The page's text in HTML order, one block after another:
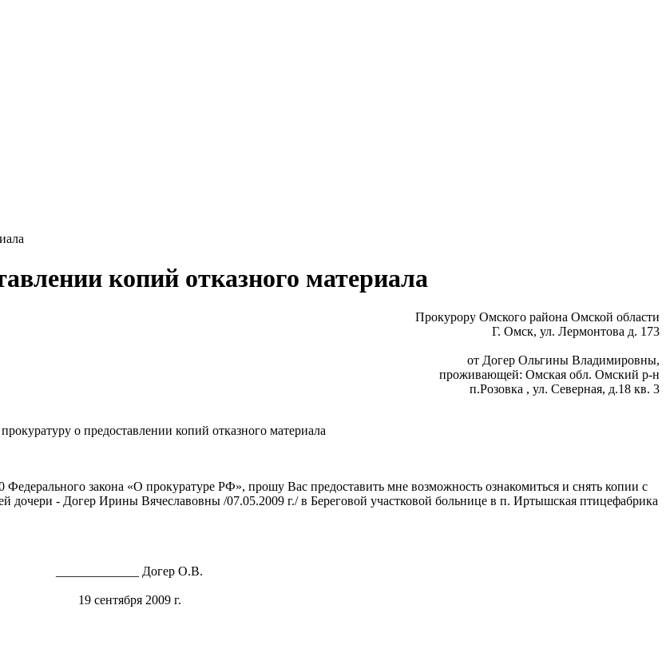
копий отказного материала
Прокурору Омского района Омской области
Г. Омск, ул. Лермонтова д. 173
от Догер Ольгины Владимировны,
проживающей: Омская обл. Омский р-н
п.Розовка , ул. Северная, д.18 кв. 3
о предоставлении копий отказного материала
закона «О прокуратуре РФ», прошу Вас предоставить мне возможность ознакомиться и снять копии с
дочери - Догер Ирины Вячеславовны /07.05.2009 г./ в Береговой участковой больнице в п. Иртышская птицефабрика
_____________ Догер О.В.
19 сентября 2009 г.